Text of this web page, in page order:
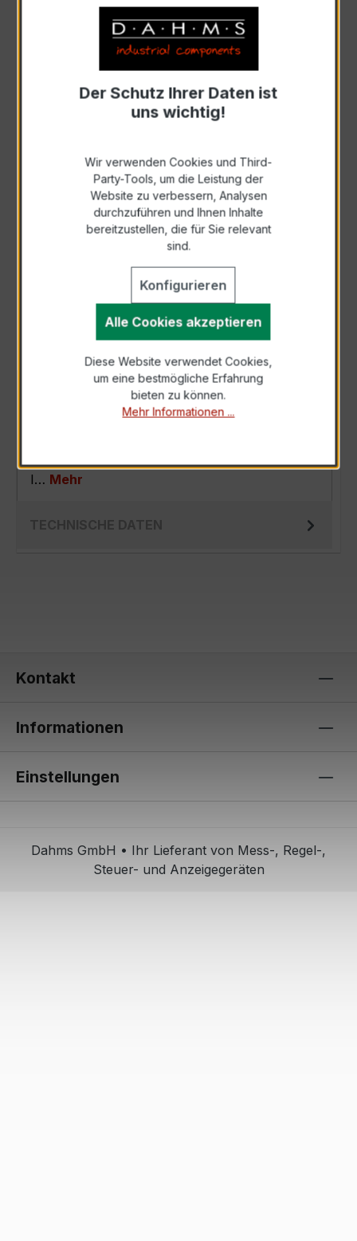
Auswahl zurücksetzen
Art. Nr.:57582
Zur Sammelanfrage hinzufügen
Anfrage telefonisch
Als PDF exportieren
Der EASKD 31.5 3x200/5A 10VA Kl.0,5s -
optimale Leistungsfähigkeit und Präzision für
I… Mehr
TECHNISCHE DATEN
Kontakt
Informationen
Einstellungen
Dahms GmbH • Ihr Lieferant von Mess-, Regel-,
Steuer- und Anzeigegeräten
Der Schutz Ihrer Daten ist
uns wichtig!
Wir verwenden Cookies und Third-
Party-Tools, um die Leistung der
Website zu verbessern, Analysen
durchzuführen und Ihnen Inhalte
bereitzustellen, die für Sie relevant
sind.
Konfigurieren
Alle Cookies akzeptieren
Diese Website verwendet Cookies,
um eine bestmögliche Erfahrung
bieten zu können.
Mehr Informationen ...